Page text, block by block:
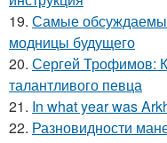
19. Самые
модницы будущего
20. Сергей Трофимов:
талантливого певца
21. In what year was
22. Разновидности